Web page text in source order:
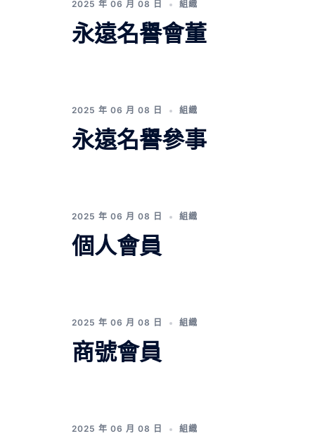
2025 年 06 月 08 日 組織
永遠名譽會董
2025 年 06 月 08 日 組織
永遠名譽參事
2025 年 06 月 08 日 組織
個人會員
2025 年 06 月 08 日 組織
商號會員
2025 年 06 月 08 日 組織